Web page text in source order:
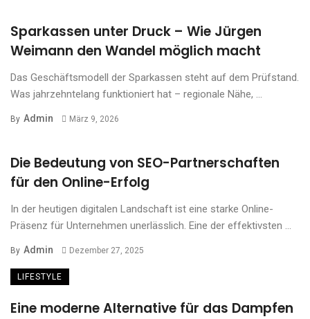
Sparkassen unter Druck – Wie Jürgen
Weimann den Wandel möglich macht
Das Geschäftsmodell der Sparkassen steht auf dem Prüfstand.
Was jahrzehntelang funktioniert hat – regionale Nähe, ...
By Admin März 9, 2026
Die Bedeutung von SEO-Partnerschaften
für den Online-Erfolg
In der heutigen digitalen Landschaft ist eine starke Online-
Präsenz für Unternehmen unerlässlich. Eine der effektivsten ...
By Admin Dezember 27, 2025
LIFESTYLE
Eine moderne Alternative für das Dampfen